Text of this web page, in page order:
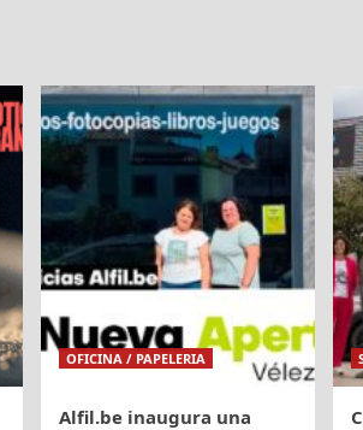
OFICINA / PAPELERIA
Alfil.be inaugura una